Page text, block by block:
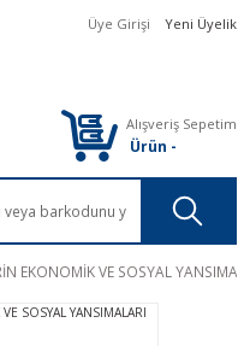
Üye Girişi Yeni Üyelik
Alışveriş Sepetim
Ürün -
EKONOMİK VE SOSYAL